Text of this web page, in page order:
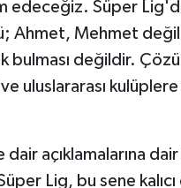
edeceğiz. Süper
Mehmet değil.
bulması değildir.
ve uluslararası
açıklamalarına
Lig, bu sene